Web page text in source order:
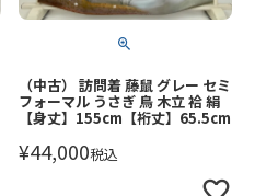
（中古） 訪問着 藤鼠 グレー セミ
フォーマル うさぎ 鳥 木立 袷 絹
【身丈】155cm【裄丈】65.5cm
¥44,000税込